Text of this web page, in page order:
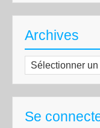
Archives
Archives
Se